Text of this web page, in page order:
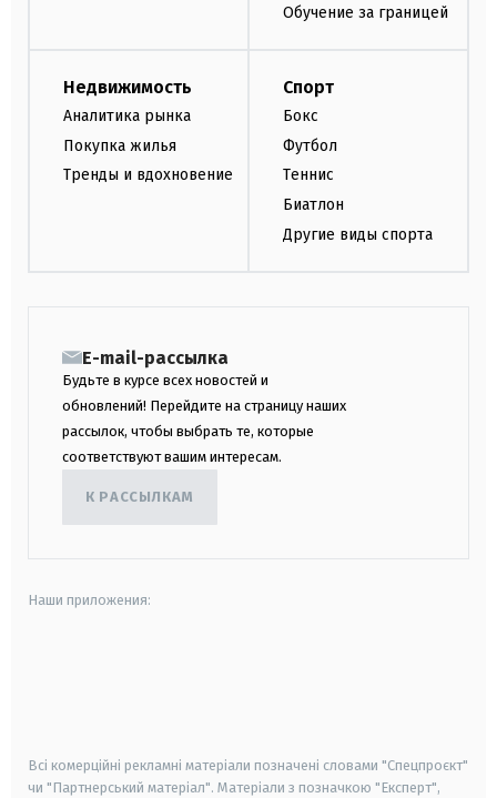
Обучение за границей
Недвижимость
Аналитика рынка
Покупка жилья
Тренды и вдохновение
Спорт
Бокс
Футбол
Теннис
Биатлон
Другие виды спорта
E-mail-рассылка
Будьте в курсе всех новостей и
обновлений! Перейдите на страницу наших
рассылок, чтобы выбрать те, которые
соответствуют вашим интересам.
К РАССЫЛКАМ
Наши приложения:
Всі комерційні рекламні матеріали позначені словами "Спецпроєкт"
чи "Партнерський матеріал". Матеріали з позначкою "Експерт",